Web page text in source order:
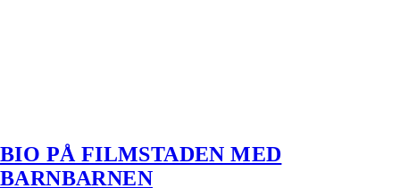
BIO PÅ FILMSTADEN MED
BARNBARNEN